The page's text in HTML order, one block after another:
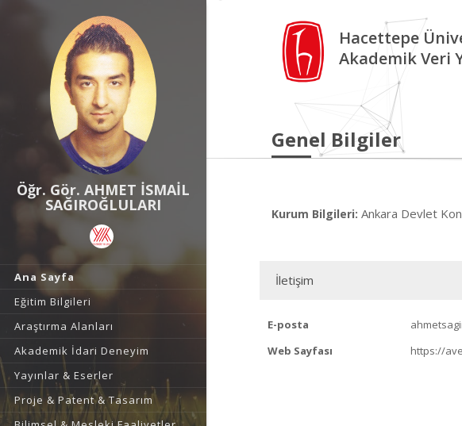
Öğr. Gör. AHMET İSMAİL
SAĞIROĞLULARI
Ana Sayfa
Eğitim Bilgileri
Araştırma Alanları
Akademik İdari Deneyim
Yayınlar & Eserler
Proje & Patent & Tasarım
Hacettepe
Akademik Veri
Genel Bilgiler
Kurum Bilgileri: Ankara Devlet
İletişim
E-posta
Web Sayfası
https://